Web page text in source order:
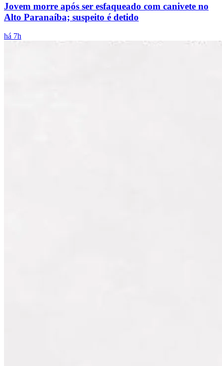
Jovem morre após ser esfaqueado com canivete no
Alto Paranaíba; suspeito é detido
há 7h